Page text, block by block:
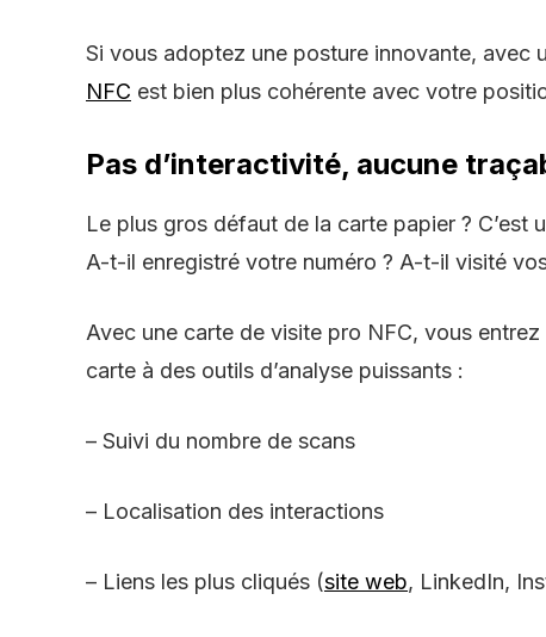
Si vous adoptez une posture innovante, avec
NFC est bien plus cohérente avec votre
Pas d’interactivité, aucune
Le plus gros défaut de la carte papier ?
A-t-il enregistré votre numéro ? A-t-il visité
Avec une carte de visite pro NFC, vous
carte à des outils d’analyse puissants :
– Suivi du nombre de scans
– Localisation des interactions
– Liens les plus cliqués (site web, LinkedIn,